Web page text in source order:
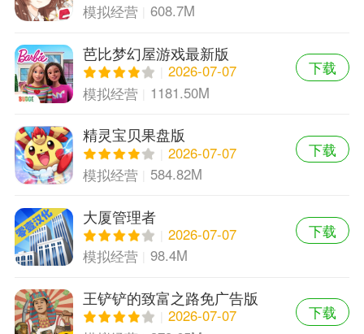
模拟经营
608.7M
芭比梦幻屋游戏最新版
2026-07-07
模拟经营
1181.50M
下载
精灵宝贝果盘版
2026-07-07
模拟经营
584.82M
下载
大厦管理者
2026-07-07
模拟经营
98.4M
下载
王铲铲的致富之路免广告版
2026-07-07
下载